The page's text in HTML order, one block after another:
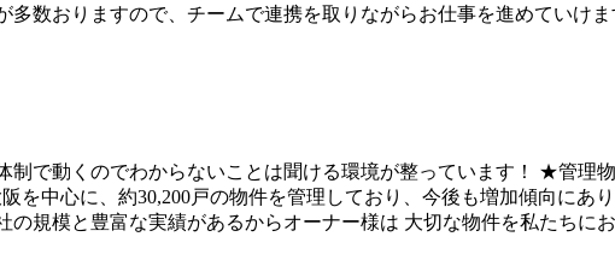
数おりますので、チームで連携を取りながらお仕事を進めていけ
で動くのでわからないことは聞ける環境が整っています！ ★管理
を中心に、約30,200戸の物件を管理しており、今後も増加傾向にあ
規模と豊富な実績があるからオーナー様は 大切な物件を私たちに